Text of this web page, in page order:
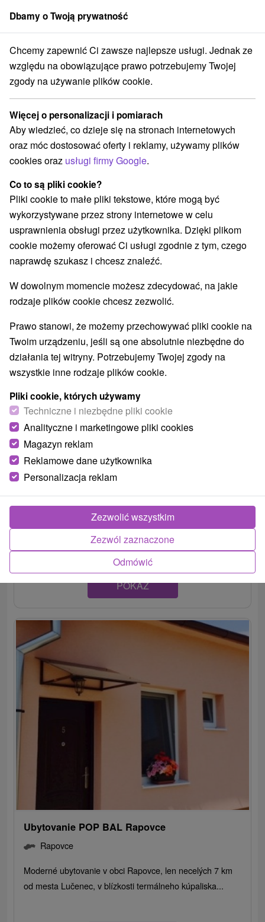
członek grupySorger
Apartmány Stredné Slovensko Banskobystrický kraj Rapovce
Apartmány Rapovce
Kategorie
Wszystkie kategorie
Apartmány(2)
Wybierz lokalizację lub datę
WSZYSTKO NAJTAŃSZE NAJDROŻSZE
Vila Mária Rapovce
Rapovce
Vila na okraji obce Rapovce, len 250 m od termálneho
aquaparku Novolandia. Disponuje 4 izbami a 2 štúdiami,
POKAZ
Ubytovanie POP BAL Rapovce
Rapovce
Moderné ubytovanie v obci Rapovce, len necelých 7 km
od mesta Lučenec, v blízkosti termálneho kúpaliska...
Dbamy o Twoją prywatność
Chcemy zapewnić Ci zawsze najlepsze usługi. Jednak ze
względu na obowiązujące prawo potrzebujemy Twojej
zgody na używanie plików cookie.
Więcej o personalizacji i pomiarach
Aby wiedzieć, co dzieje się na stronach internetowych
oraz móc dostosować oferty i reklamy, używamy plików
cookies oraz usługi firmy Google.
Co to są pliki cookie?
Pliki cookie to małe pliki tekstowe, które mogą być
wykorzystywane przez strony internetowe w celu
usprawnienia obsługi przez użytkownika. Dzięki plikom
cookie możemy oferować Ci usługi zgodnie z tym, czego
naprawdę szukasz i chcesz znaleźć.
W dowolnym momencie możesz zdecydować, na jakie
rodzaje plików cookie chcesz zezwolić.
Prawo stanowi, że możemy przechowywać pliki cookie na
Twoim urządzeniu, jeśli są one absolutnie niezbędne do
działania tej witryny. Potrzebujemy Twojej zgody na
wszystkie inne rodzaje plików cookie.
Pliki cookie, których używamy
Techniczne i niezbędne pliki cookie
Analityczne i marketingowe pliki cookies
Magazyn reklam
Reklamowe dane użytkownika
Personalizacja reklam
Odmówić
Zezwól zaznaczone
Zezwolić wszystkim